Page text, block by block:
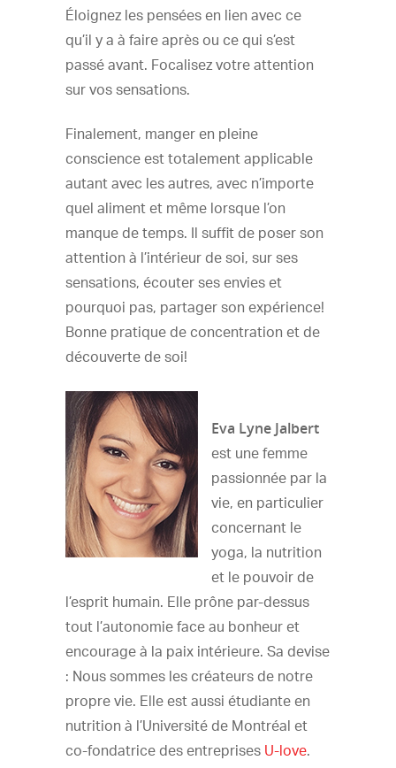
Éloignez les pensées en lien avec ce
qu’il y a à faire après ou ce qui s’est
passé avant. Focalisez votre attention
sur vos sensations.
Finalement, manger en pleine
conscience est totalement applicable
autant avec les autres, avec n’importe
quel aliment et même lorsque l’on
manque de temps. Il suffit de poser son
attention à l’intérieur de soi, sur ses
sensations, écouter ses envies et
pourquoi pas, partager son expérience!
Bonne pratique de concentration et de
découverte de soi!
Eva Lyne Jalbert
est une femme
passionnée par la
vie, en particulier
concernant le
yoga, la nutrition
et le pouvoir de
l’esprit humain. Elle prône par-dessus
tout l’autonomie face au bonheur et
encourage à la paix intérieure. Sa devise
: Nous sommes les créateurs de notre
propre vie. Elle est aussi étudiante en
nutrition à l’Université de Montréal et
co-fondatrice des entreprisesU-love.